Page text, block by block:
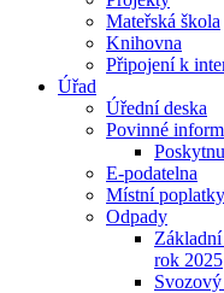
Mateřská škola
Knihovna
Připojení k
Úřad
Úřední deska
Povinné
E-podatelna
Místní poplatky
Odpady
rok 2025